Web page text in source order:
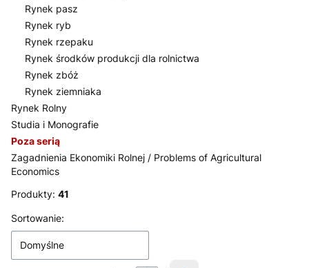
Rynek pasz
Rynek ryb
Rynek rzepaku
Rynek środków produkcji dla rolnictwa
Rynek zbóż
Rynek ziemniaka
Rynek Rolny
Studia i Monografie
Poza serią
Zagadnienia Ekonomiki Rolnej / Problems of Agricultural
Economics
Koniec menu
Produkty: 41
Lista produktów
Sortowanie:
Domyślne